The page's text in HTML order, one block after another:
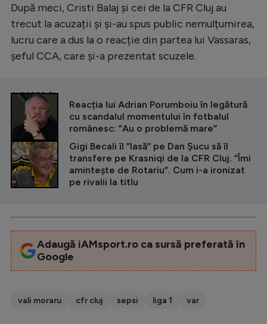
După meci, Cristi Balaj și cei de la CFR Cluj au
trecut la acuzații și și-au spus public nemulțumirea,
lucru care a dus la o reacție din partea lui Vassaras,
șeful CCA, care și-a prezentat scuzele.
CITEȘTE ȘI
Reacția lui Adrian Porumboiu în legătură
cu scandalul momentului în fotbalul
românesc: ”Au o problemă mare”
Gigi Becali îl ”lasă” pe Dan Șucu să îl
transfere pe Krasniqi de la CFR Cluj. ”Îmi
amintește de Rotariu”. Cum i-a ironizat
pe rivalii la titlu
Adaugă iAMsport.ro ca sursă preferată în
Google
vali moraru cfr cluj sepsi liga 1 var